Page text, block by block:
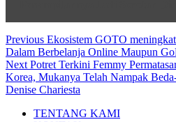
Post
navigation
PreviousPrevious
post:
Ekosistem GOTO
Dalam Berbelanja Online Maupun
NextNext
post:
Potret Terkini Femmy
Korea, Mukanya Telah Nampak
Denise Chariesta
TENTANG KAMI